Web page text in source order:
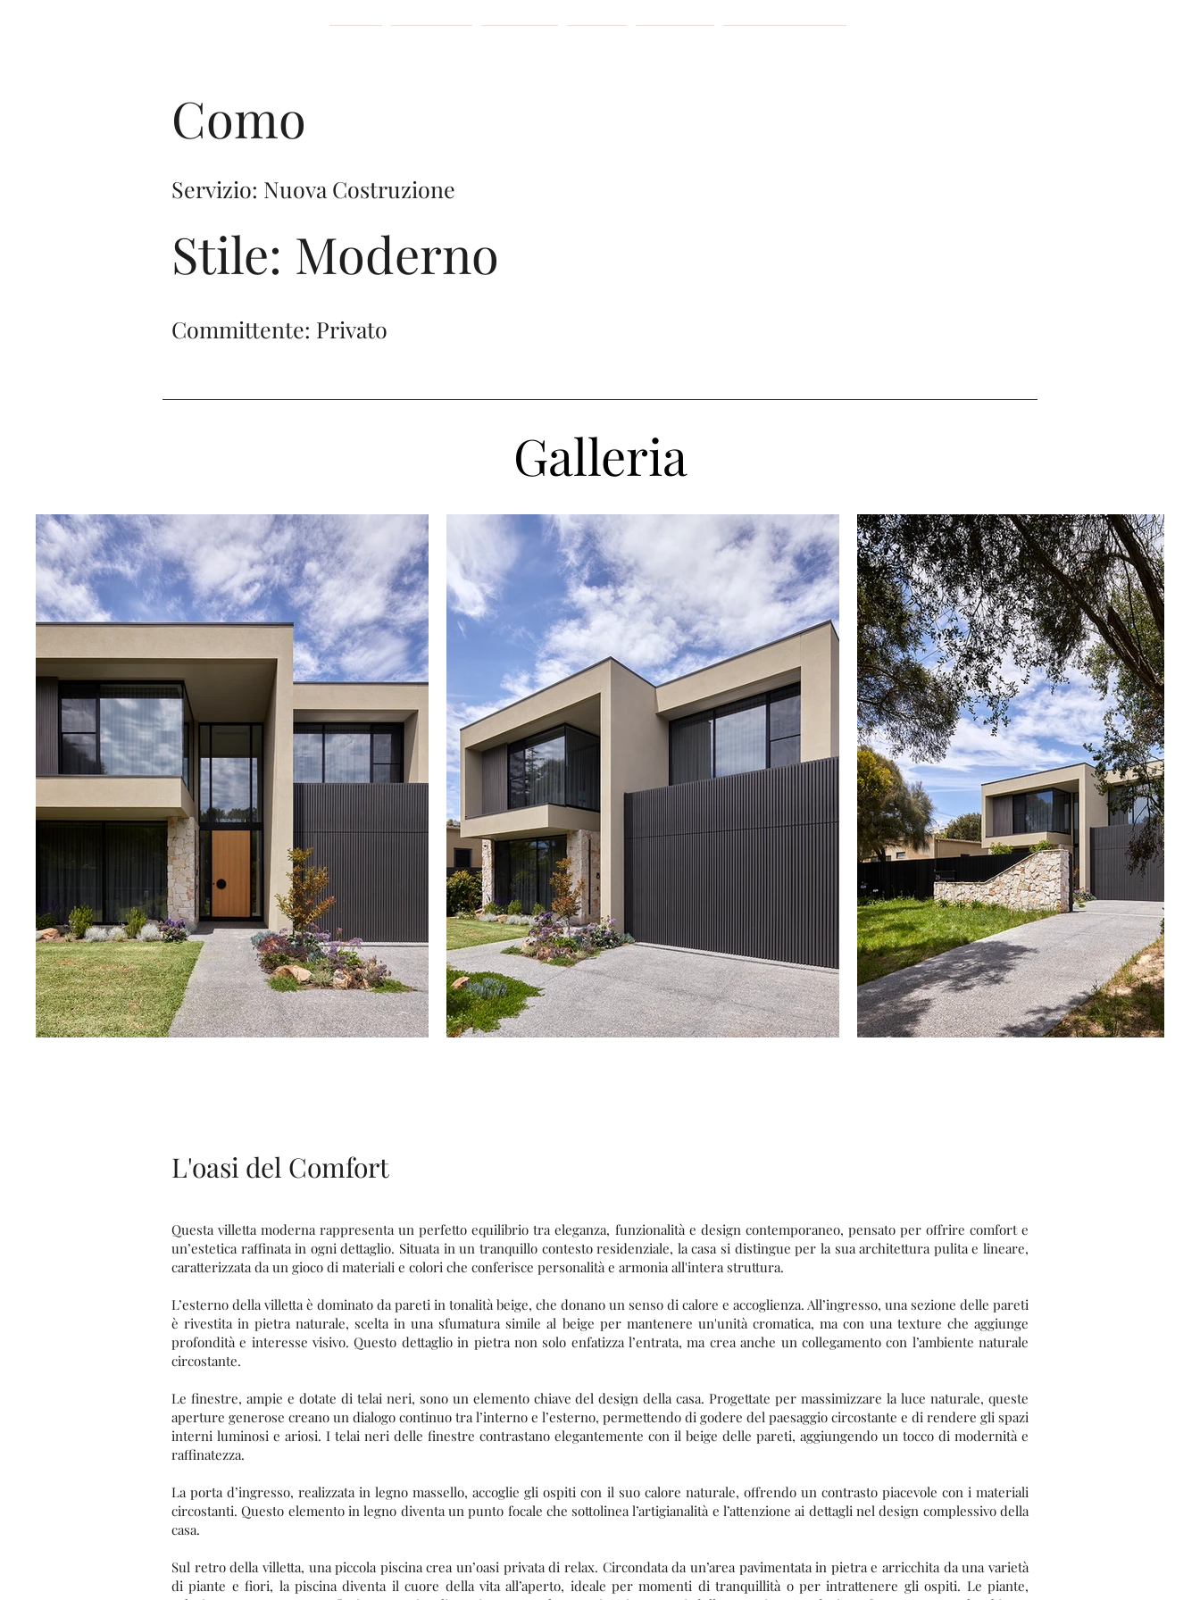
Como
Servizio: Nuova Costruzione
Stile: Moderno
Committente: Privato
Galleria
L'oasi del Comfort
Questa villetta moderna rappresenta un perfetto equilibrio tra eleganza, funzionalità e design contemporaneo, pensato per offrire comfort e
un’estetica raffinata in ogni dettaglio. Situata in un tranquillo contesto residenziale, la casa si distingue per la sua architettura pulita e lineare,
caratterizzata da un gioco di materiali e colori che conferisce personalità e armonia all'intera struttura.
L’esterno della villetta è dominato da pareti in tonalità beige, che donano un senso di calore e accoglienza. All’ingresso, una sezione delle pareti
è rivestita in pietra naturale, scelta in una sfumatura simile al beige per mantenere un'unità cromatica, ma con una texture che aggiunge
profondità e interesse visivo. Questo dettaglio in pietra non solo enfatizza l’entrata, ma crea anche un collegamento con l’ambiente naturale
circostante.
Le finestre, ampie e dotate di telai neri, sono un elemento chiave del design della casa. Progettate per massimizzare la luce naturale, queste
aperture generose creano un dialogo continuo tra l’interno e l’esterno, permettendo di godere del paesaggio circostante e di rendere gli spazi
interni luminosi e ariosi. I telai neri delle finestre contrastano elegantemente con il beige delle pareti, aggiungendo un tocco di modernità e
raffinatezza.
La porta d’ingresso, realizzata in legno massello, accoglie gli ospiti con il suo calore naturale, offrendo un contrasto piacevole con i materiali
circostanti. Questo elemento in legno diventa un punto focale che sottolinea l’artigianalità e l’attenzione ai dettagli nel design complessivo della
casa.
Sul retro della villetta, una piccola piscina crea un’oasi privata di relax. Circondata da un’area pavimentata in pietra e arricchita da una varietà
di piante e fiori, la piscina diventa il cuore della vita all’aperto, ideale per momenti di tranquillità o per intrattenere gli ospiti. Le piante,